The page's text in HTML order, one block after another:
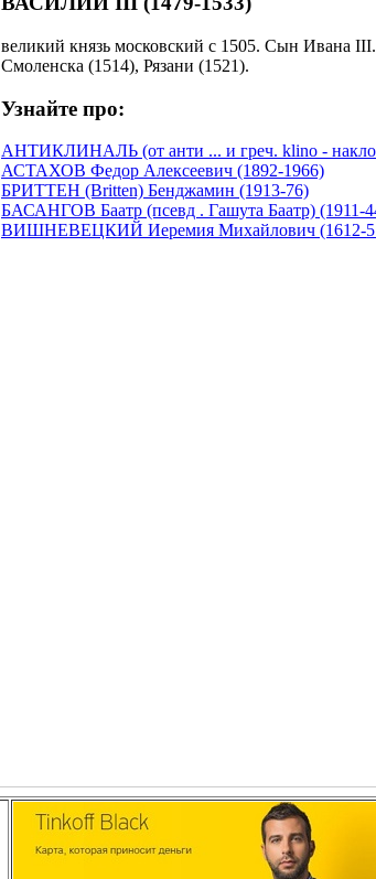
великий князь московский с 1505. Сын Ивана
Смоленска (1514), Рязани (1521).
Узнайте про:
АНТИКЛИНАЛЬ (от анти ... и греч. klino -
АСТАХОВ Федор Алексеевич (1892-1966)
БРИТТЕН (Britten) Бенджамин (1913-76)
БАСАНГОВ Баатр (псевд . Гашута Баатр) (1911-
ВИШНЕВЕЦКИЙ Иеремия Михайлович (1612-